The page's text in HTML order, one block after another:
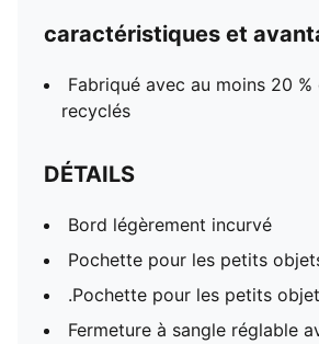
caractéristiques et
Fabriqué avec au moins 20
recyclés
DÉTAILS
Bord légèrement incurvé
Pochette pour les petits
.Pochette pour les petits
Fermeture à sangle réglable